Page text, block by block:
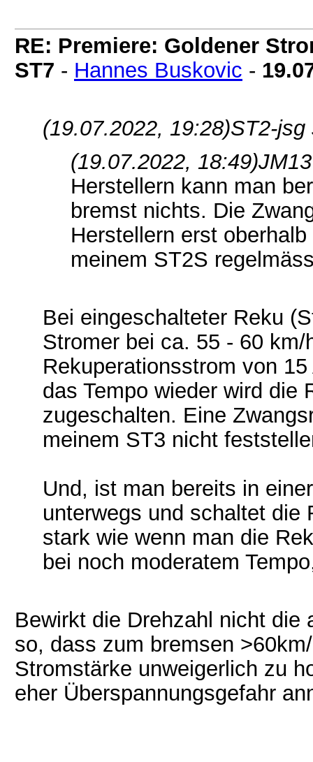
RE: Premiere: Goldener
ST7 - Hannes Buskovic -
(19.07.2022, 19:28)ST2-
(19.07.2022, 18:49)
Herstellern kann man
bremst nichts. Die
Herstellern erst
meinem ST2S
Bei eingeschalteter Reku
Stromer bei ca. 55 - 60
Rekuperationsstrom von
das Tempo wieder wird die
zugeschalten. Eine
meinem ST3 nicht
Und, ist man bereits in
unterwegs und schaltet die
stark wie wenn man die
bei noch moderatem
Bewirkt die Drehzahl nicht die
so, dass zum bremsen
Stromstärke unweigerlich zu
eher Überspannungsgefahr